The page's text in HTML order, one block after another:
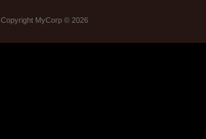
Copyright MyCorp © 2026